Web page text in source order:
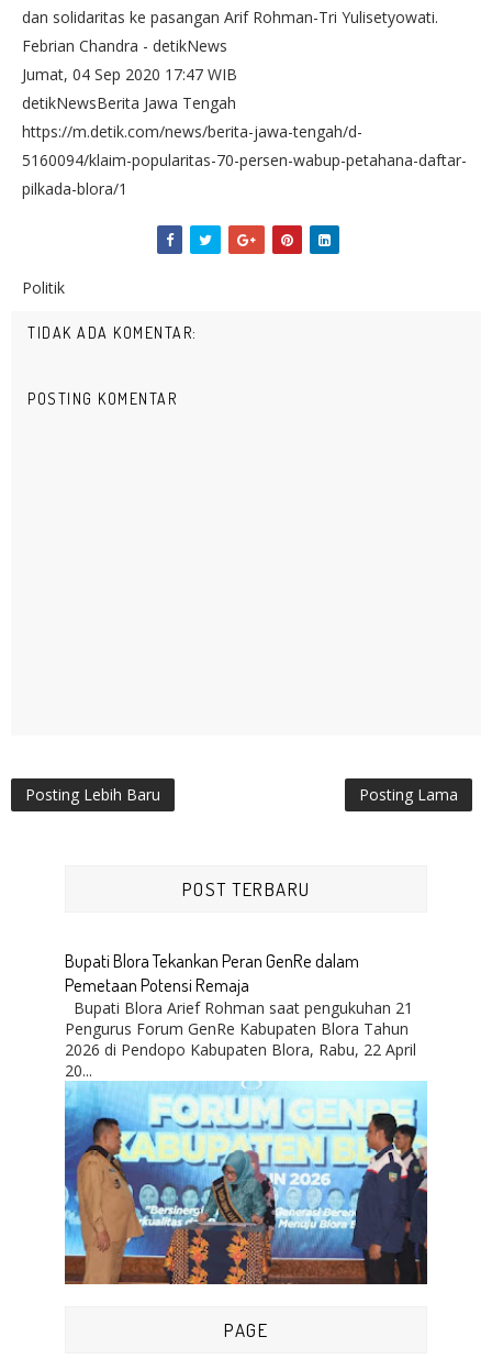
dan solidaritas ke pasangan Arif Rohman-Tri Yulisetyowati.
Febrian Chandra - detikNews
Jumat, 04 Sep 2020 17:47 WIB
detikNewsBerita Jawa Tengah
https://m.detik.com/news/berita-jawa-tengah/d-
5160094/klaim-popularitas-70-persen-wabup-petahana-daftar-
pilkada-blora/1
Politik
TIDAK ADA KOMENTAR:
POSTING KOMENTAR
Posting Lebih Baru Posting Lama
POST TERBARU
Bupati Blora Tekankan Peran GenRe dalam
Pemetaan Potensi Remaja
Bupati Blora Arief Rohman saat pengukuhan 21
Pengurus Forum GenRe Kabupaten Blora Tahun
2026 di Pendopo Kabupaten Blora, Rabu, 22 April
20...
PAGE